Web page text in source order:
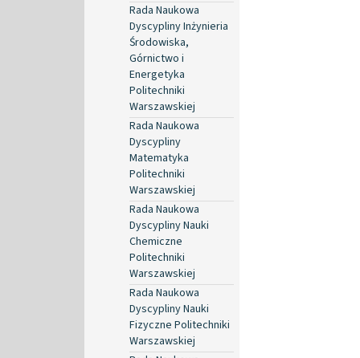
Rada Naukowa
Dyscypliny Inżynieria
Środowiska,
Górnictwo i
Energetyka
Politechniki
Warszawskiej
Rada Naukowa
Dyscypliny
Matematyka
Politechniki
Warszawskiej
Rada Naukowa
Dyscypliny Nauki
Chemiczne
Politechniki
Warszawskiej
Rada Naukowa
Dyscypliny Nauki
Fizyczne Politechniki
Warszawskiej